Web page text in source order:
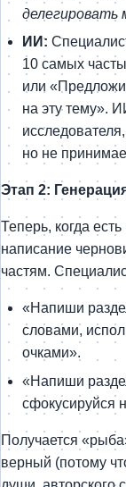
делегировать
ИИ:
10 самых
или «Предложи
на эту тему».
но не
Этап 2:
Теперь, когда
написание
частям.
«Напиши
словами,
очками».
«Напиши
сфокусируйся
Получается
верный (потому